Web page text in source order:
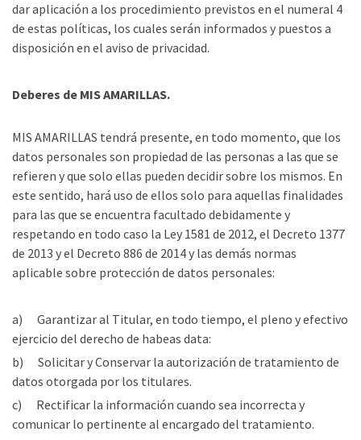
dar aplicación a los procedimiento previstos en el numeral 4
de estas políticas, los cuales serán informados y puestos a
disposición en el aviso de privacidad.
Deberes de MIS AMARILLAS.
MIS AMARILLAS tendrá presente, en todo momento, que los
datos personales son propiedad de las personas a las que se
refieren y que solo ellas pueden decidir sobre los mismos. En
este sentido, hará uso de ellos solo para aquellas finalidades
para las que se encuentra facultado debidamente y
respetando en todo caso la Ley 1581 de 2012, el Decreto 1377
de 2013 y el Decreto 886 de 2014 y las demás normas
aplicable sobre protección de datos personales:
a) Garantizar al Titular, en todo tiempo, el pleno y efectivo
ejercicio del derecho de habeas data:
b) Solicitar y Conservar la autorización de tratamiento de
datos otorgada por los titulares.
c) Rectificar la información cuando sea incorrecta y
comunicar lo pertinente al encargado del tratamiento.